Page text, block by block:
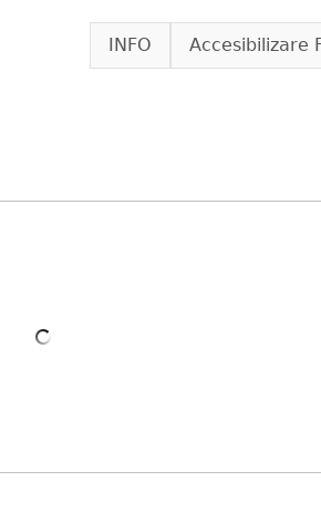
to main content
INFO Accesibilizare